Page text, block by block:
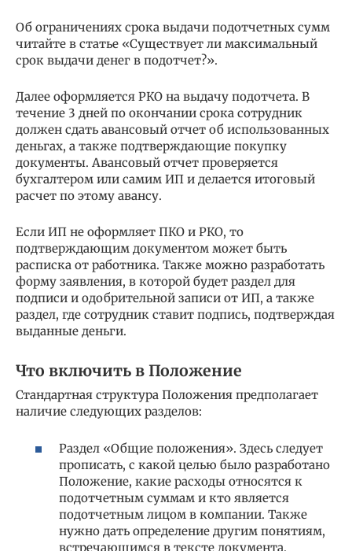
Об ограничениях срока выдачи подотчетных сумм
читайте в статье «Существует ли максимальный
срок выдачи денег в подотчет?».
Далее оформляется РКО на выдачу подотчета. В
течение 3 дней по окончании срока сотрудник
должен сдать авансовый отчет об использованных
деньгах, а также подтверждающие покупку
документы. Авансовый отчет проверяется
бухгалтером или самим ИП и делается итоговый
расчет по этому авансу.
Если ИП не оформляет ПКО и РКО, то
подтверждающим документом может быть
расписка от работника. Также можно разработать
форму заявления, в которой будет раздел для
подписи и одобрительной записи от ИП, а также
раздел, где сотрудник ставит подпись, подтверждая
выданные деньги.
Что включить в Положение
Стандартная структура Положения предполагает
наличие следующих разделов:
Раздел «Общие положения». Здесь следует
прописать, с какой целью было разработано
Положение, какие расходы относятся к
подотчетным суммам и кто является
подотчетным лицом в компании. Также
нужно дать определение другим понятиям,
встречающимся в тексте документа,